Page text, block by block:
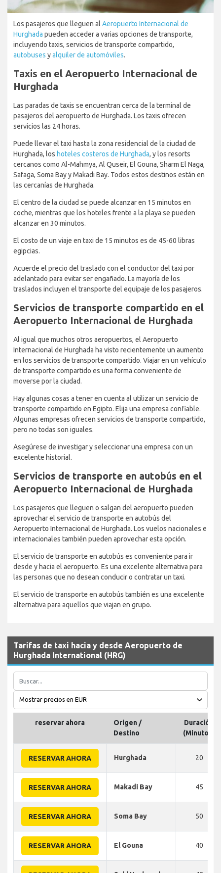
Los pasajeros que lleguen al Aeropuerto Internacional de
Hurghada pueden acceder a varias opciones de transporte,
incluyendo taxis, servicios de transporte compartido,
autobuses yalquiler de automóviles.
Taxis en el Aeropuerto Internacional de
Hurghada
Las paradas de taxis se encuentran cerca de la terminal de
pasajeros del aeropuerto de Hurghada. Los taxis ofrecen
servicios las 24 horas.
Puede llevar el taxi hasta la zona residencial de la ciudad de
Hurghada, los hoteles costeros de Hurghada, y los resorts
cercanos como Al-Mahmya, Al Quseir, El Gouna, Sharm El Naga,
Safaga, Soma Bay y Makadi Bay. Todos estos destinos están en
las cercanías de Hurghada.
El centro de la ciudad se puede alcanzar en 15 minutos en
coche, mientras que los hoteles frente a la playa se pueden
alcanzar en 30 minutos.
El costo de un viaje en taxi de 15 minutos es de 45-60 libras
egipcias.
Acuerde el precio del traslado con el conductor del taxi por
adelantado para evitar ser engañado. La mayoría de los
traslados incluyen el transporte del equipaje de los pasajeros.
Servicios de transporte compartido en el
Aeropuerto Internacional de Hurghada
Al igual que muchos otros aeropuertos, el Aeropuerto
Internacional de Hurghada ha visto recientemente un aumento
en los servicios de transporte compartido. Viajar en un vehículo
de transporte compartido es una forma conveniente de
moverse por la ciudad.
Hay algunas cosas a tener en cuenta al utilizar un servicio de
transporte compartido en Egipto. Elija una empresa confiable.
Algunas empresas ofrecen servicios de transporte compartido,
pero no todas son iguales.
Asegúrese de investigar y seleccionar una empresa con un
excelente historial.
Servicios de transporte en autobús en el
Aeropuerto Internacional de Hurghada
Los pasajeros que lleguen o salgan del aeropuerto pueden
aprovechar el servicio de transporte en autobús del
Aeropuerto Internacional de Hurghada. Los vuelos nacionales e
internacionales también pueden aprovechar esta opción.
El servicio de transporte en autobús es conveniente para ir
desde y hacia el aeropuerto. Es una excelente alternativa para
las personas que no desean conducir o contratar un taxi.
El servicio de transporte en autobús también es una excelente
alternativa para aquellos que viajan en grupo.
Tarifas de taxi hacia y desde Aeropuerto de
Hurghada International (HRG)
reservar ahora
Origen /
Destino
Duración
(Minutos)
RESERVAR AHORA Hurghada 20
RESERVAR AHORA Makadi Bay 45
RESERVAR AHORA Soma Bay 50
RESERVAR AHORA El Gouna 40